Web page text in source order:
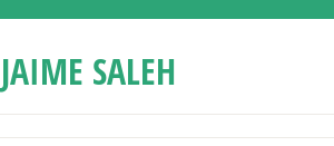
JAIME SALEH